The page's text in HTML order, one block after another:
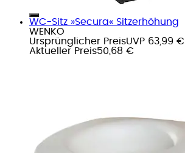
WC-Sitz »Secura« Sitzerhöhung
WENKO
Ursprünglicher PreisUVP 63,99 €
Aktueller Preis50,68 €